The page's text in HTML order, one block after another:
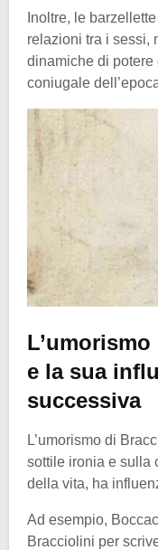
Inoltre, le
relazioni tra i sessi,
dinamiche di potere
coniugale
e la sua
successiva
L’umorismo di
sottile ironia e sulla
della vita, ha
Ad esempio,
Bracciolini per